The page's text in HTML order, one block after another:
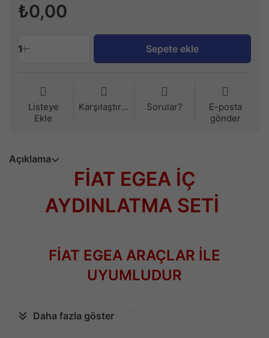
₺0,00
1 Sepete ekle
Listeye
Ekle
Karşılaştırma Sorular?
E-posta
gönder
Açıklama
FİAT EGEA İÇ
AYDINLATMA SETİ
FİAT EGEA ARAÇLAR İLE
UYUMLUDUR
ARACINIZIN TAVAN, BAGAJ
Daha fazla göster